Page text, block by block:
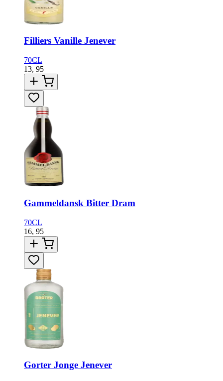
Filliers Vanille Jenever
70CL
13, 95
Gammeldansk Bitter Dram
70CL
16, 95
Gorter Jonge Jenever